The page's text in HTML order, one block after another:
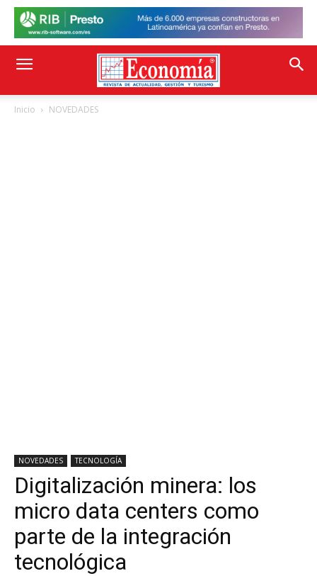
Inicio NOVEDADES
NOVEDADES TECNOLOGÍA
Digitalización minera: los
micro data centers como
parte de la integración
tecnológica